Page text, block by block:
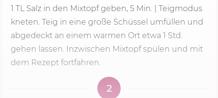
1 TL Salz in den Mixtopf geben, 5 Min.
| Teigmodus
kneten. Teig in eine große Schüssel umfüllen und
abgedeckt an einem warmen Ort etwa 1 Std.
gehen lassen. Inzwischen Mixtopf spülen und mit
dem Rezept fortfahren.
2